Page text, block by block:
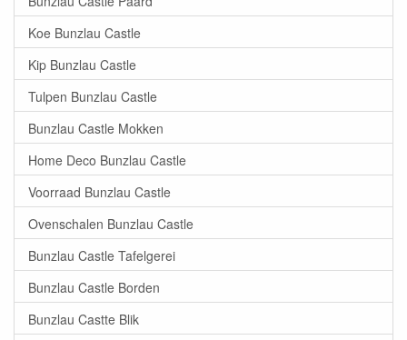
Koe Bunzlau Castle
Kip Bunzlau Castle
Tulpen Bunzlau Castle
Bunzlau Castle Mokken
Home Deco Bunzlau Castle
Voorraad Bunzlau Castle
Ovenschalen Bunzlau Castle
Bunzlau Castle Tafelgerei
Bunzlau Castle Borden
Bunzlau Castte Blik